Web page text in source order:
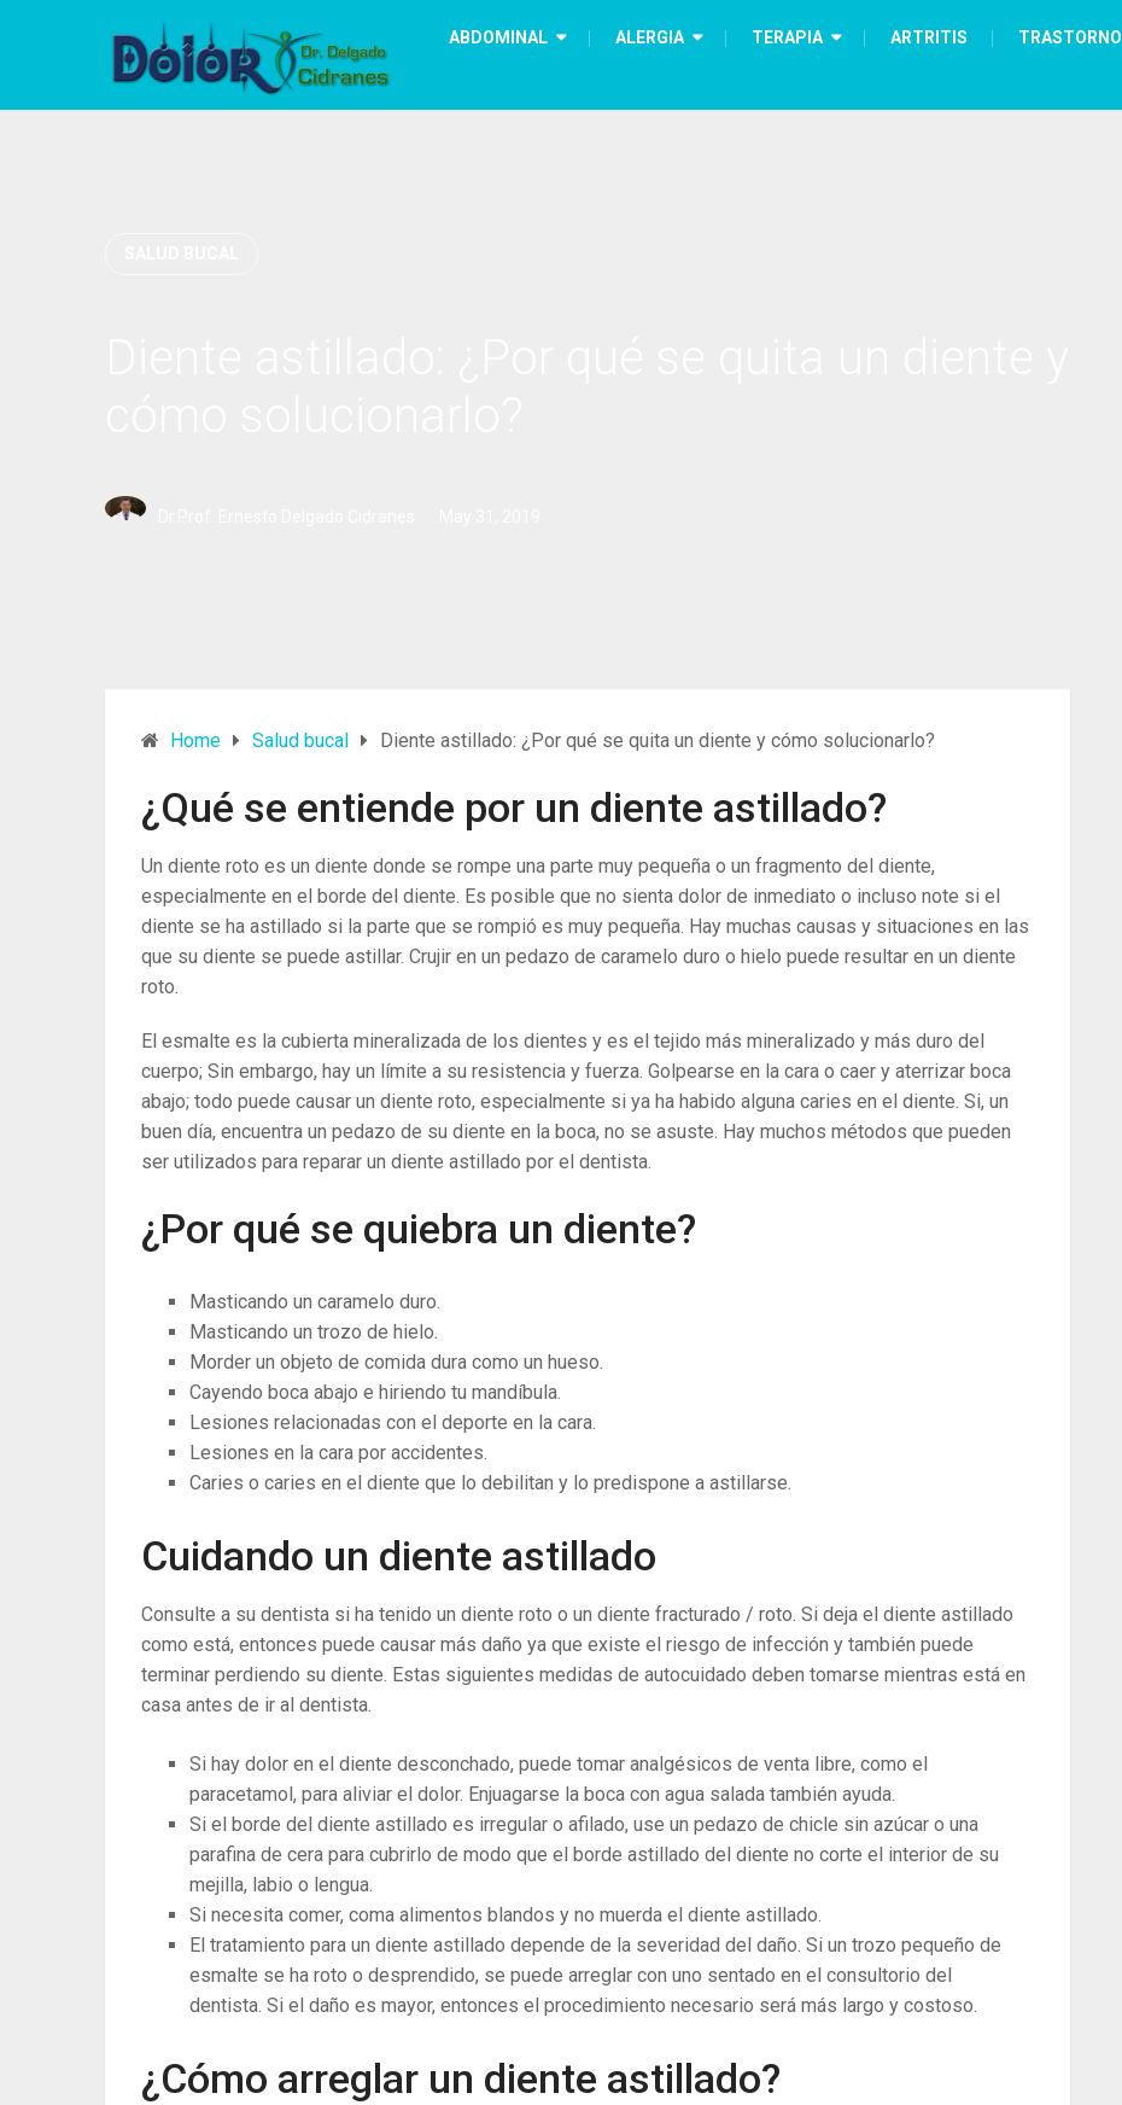
ABDOMINAL ALERGIA TERAPIA ARTRITIS TRASTORNO
Home Salud bucal Diente astillado: ¿Por qué se quita un diente y cómo solucionarlo?
¿Qué se entiende por un diente astillado?
Un diente roto es un diente donde se rompe una parte muy pequeña o un fragmento del diente,
especialmente en el borde del diente. Es posible que no sienta dolor de inmediato o incluso note si el
diente se ha astillado si la parte que se rompió es muy pequeña. Hay muchas causas y situaciones en las
que su diente se puede astillar. Crujir en un pedazo de caramelo duro o hielo puede resultar en un diente
roto.
El esmalte es la cubierta mineralizada de los dientes y es el tejido más mineralizado y más duro del
cuerpo; Sin embargo, hay un límite a su resistencia y fuerza. Golpearse en la cara o caer y aterrizar boca
abajo; todo puede causar un diente roto, especialmente si ya ha habido alguna caries en el diente. Si, un
buen día, encuentra un pedazo de su diente en la boca, no se asuste. Hay muchos métodos que pueden
ser utilizados para reparar un diente astillado por el dentista.
¿Por qué se quiebra un diente?
Masticando un caramelo duro.
Masticando un trozo de hielo.
Morder un objeto de comida dura como un hueso.
Cayendo boca abajo e hiriendo tu mandíbula.
Lesiones relacionadas con el deporte en la cara.
Lesiones en la cara por accidentes.
Caries o caries en el diente que lo debilitan y lo predispone a astillarse.
Cuidando un diente astillado
Consulte a su dentista si ha tenido un diente roto o un diente fracturado / roto. Si deja el diente astillado
como está, entonces puede causar más daño ya que existe el riesgo de infección y también puede
terminar perdiendo su diente. Estas siguientes medidas de autocuidado deben tomarse mientras está en
casa antes de ir al dentista.
Si hay dolor en el diente desconchado, puede tomar analgésicos de venta libre, como el
paracetamol, para aliviar el dolor. Enjuagarse la boca con agua salada también ayuda.
Si el borde del diente astillado es irregular o afilado, use un pedazo de chicle sin azúcar o una
parafina de cera para cubrirlo de modo que el borde astillado del diente no corte el interior de su
mejilla, labio o lengua.
Si necesita comer, coma alimentos blandos y no muerda el diente astillado.
El tratamiento para un diente astillado depende de la severidad del daño. Si un trozo pequeño de
esmalte se ha roto o desprendido, se puede arreglar con uno sentado en el consultorio del
dentista. Si el daño es mayor, entonces el procedimiento necesario será más largo y costoso.
¿Cómo arreglar un diente astillado?